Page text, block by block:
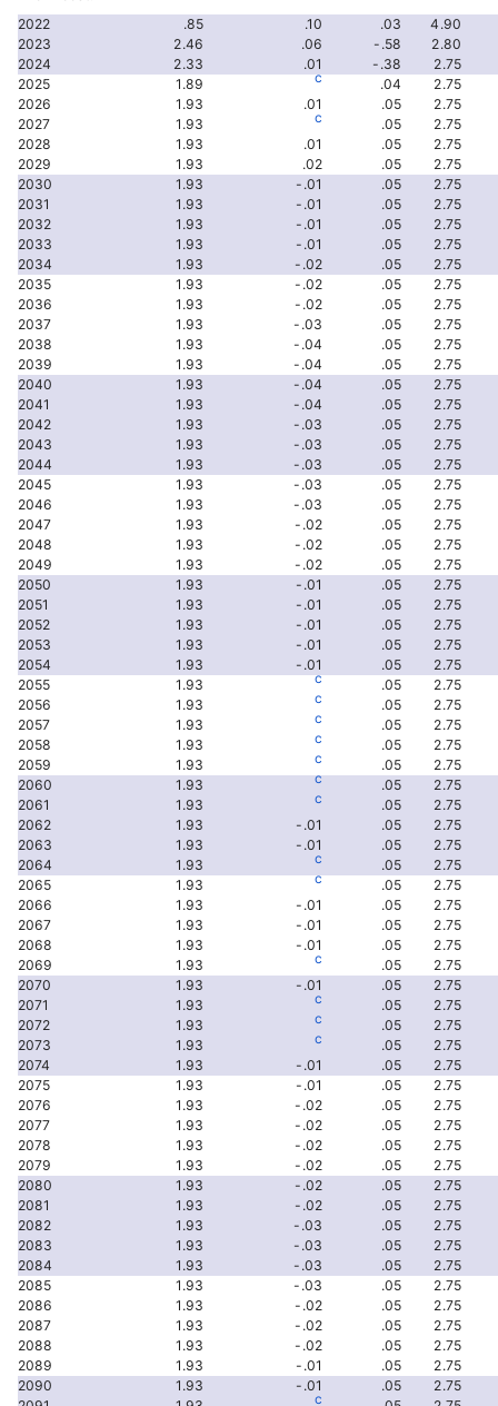
2022
.85 .10 .03
4.90
2023
2.46 .06 -.58
2.80
2024
2.33 .01 -.38
2.75
2025
1.89 c .04
2.75
2026
1.93 .01 .05
2.75
2027
1.93 c .05
2.75
2028
1.93 .01 .05
2.75
2029
1.93 .02 .05
2.75
2030
1.93 -.01 .05
2.75
2031
1.93 -.01 .05
2.75
2032
1.93 -.01 .05
2.75
2033
1.93 -.01 .05
2.75
2034
1.93 -.02 .05
2.75
2035
1.93 -.02 .05
2.75
2036
1.93 -.02 .05
2.75
2037
1.93 -.03 .05
2.75
2038
1.93 -.04 .05
2.75
2039
1.93 -.04 .05
2.75
2040
1.93 -.04 .05
2.75
2041
1.93 -.04 .05
2.75
2042
1.93 -.03 .05
2.75
2043
1.93 -.03 .05
2.75
2044
1.93 -.03 .05
2.75
2045
1.93 -.03 .05
2.75
2046
1.93 -.03 .05
2.75
2047
1.93 -.02 .05
2.75
2048
1.93 -.02 .05
2.75
2049
1.93 -.02 .05
2.75
2050
1.93 -.01 .05
2.75
2051
1.93 -.01 .05
2.75
2052
1.93 -.01 .05
2.75
2053
1.93 -.01 .05
2.75
2054
1.93 -.01 .05
2.75
2055
1.93 c .05
2.75
2056
1.93 c .05
2.75
2057
1.93 c .05
2.75
2058
1.93 c .05
2.75
2059
1.93 c .05
2.75
2060
1.93 c .05
2.75
2061
1.93 c .05
2.75
2062
1.93 -.01 .05
2.75
2063
1.93 -.01 .05
2.75
2064
1.93 c .05
2.75
2065
1.93 c .05
2.75
2066
1.93 -.01 .05
2.75
2067
1.93 -.01 .05
2.75
2068
1.93 -.01 .05
2.75
2069
1.93 c .05
2.75
2070
1.93 -.01 .05
2.75
2071
1.93 c .05
2.75
2072
1.93 c .05
2.75
2073
1.93 c .05
2.75
2074
1.93 -.01 .05
2.75
2075
1.93 -.01 .05
2.75
2076
1.93 -.02 .05
2.75
2077
1.93 -.02 .05
2.75
2078
1.93 -.02 .05
2.75
2079
1.93 -.02 .05
2.75
2080
1.93 -.02 .05
2.75
2081
1.93 -.02 .05
2.75
2082
1.93 -.03 .05
2.75
2083
1.93 -.03 .05
2.75
2084
1.93 -.03 .05
2.75
2085
1.93 -.03 .05
2.75
2086
1.93 -.02 .05
2.75
2087
1.93 -.02 .05
2.75
2088
1.93 -.02 .05
2.75
2089
1.93 -.01 .05
2.75
2090
1.93 -.01 .05
2.75
c